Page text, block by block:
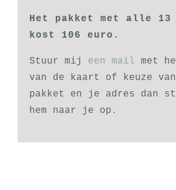
Het pakket met alle 13
kost 106 euro.
Stuur mij een mail met
van de kaart of keuze
pakket en je adres dan
hem naar je op.